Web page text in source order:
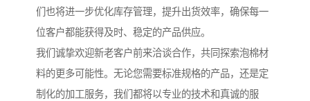
们也将进一步优化库存管理，提升出货效率，确保每一
位客户都能获得及时、稳定的产品供应。
我们诚挚欢迎新老客户前来洽谈合作，共同探索泡棉材
料的更多可能性。无论您需要标准规格的产品，还是定
制化的加工服务，我们都将以专业的技术和真诚的服